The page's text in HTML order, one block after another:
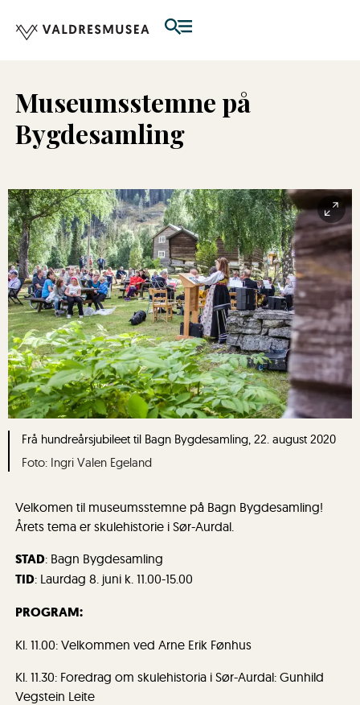
Museumsstemne på
Bygdesamling
Frå hundreårsjubileet til Bagn Bygdesamling, 22. august 2020
Ingri Valen Egeland
Velkomen til museumsstemne på Bagn Bygdesamling!
Årets tema er skulehistorie i Sør-Aurdal.
STAD: Bagn Bygdesamling
TID: Laurdag 8. juni k. 11.00-15.00
PROGRAM:
Kl. 11.00: Velkommen ved Arne Erik Fønhus
Kl. 11.30: Foredrag om skulehistoria i Sør-Aurdal: Gunhild
Vegstein Leite